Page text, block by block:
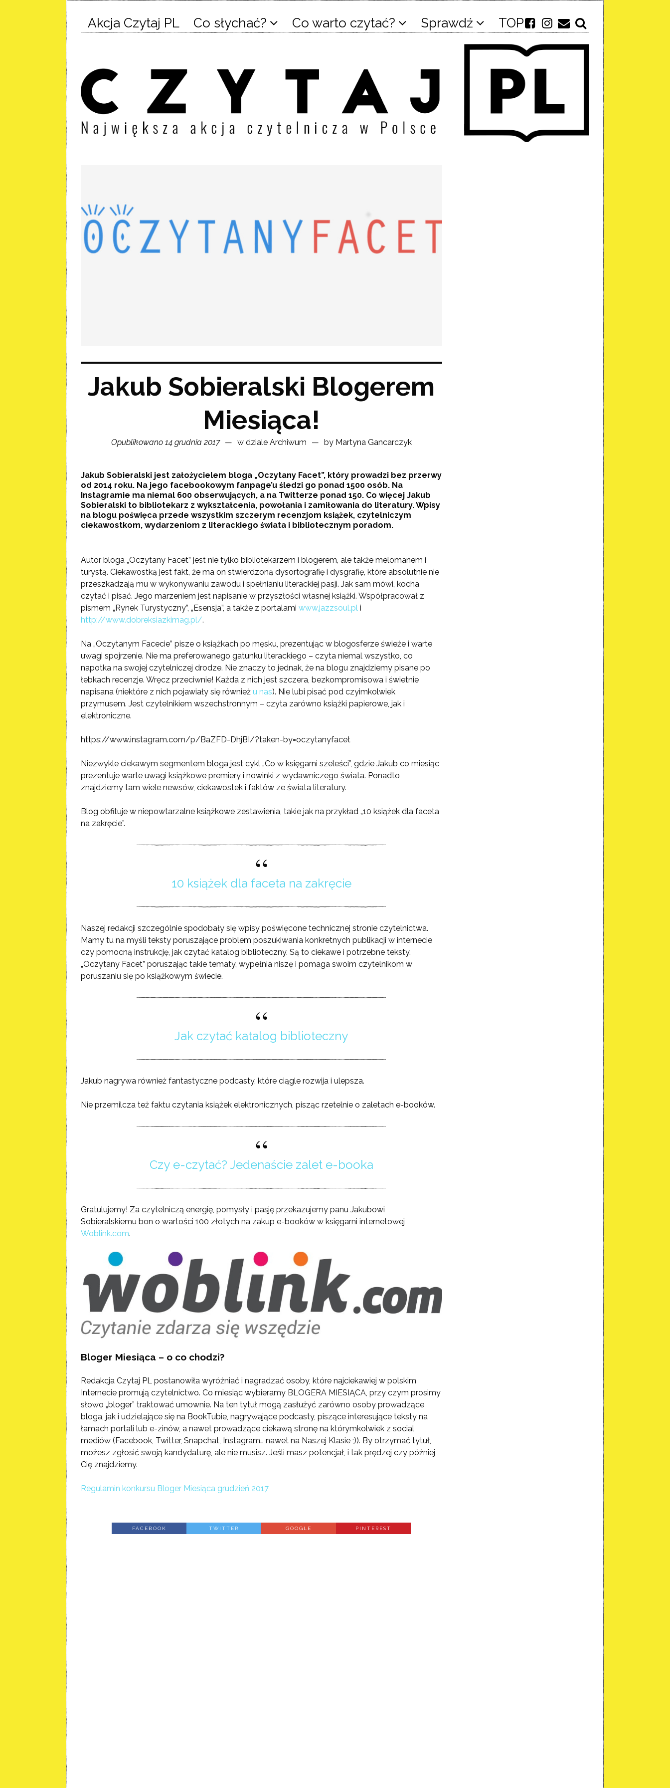
Akcja Czytaj PL Co słychać? Co warto czytać? Sprawdź TOP
Jakub Sobieralski Blogerem
Miesiąca!
Opublikowano 14 grudnia 2017 w dziale Archiwum by Martyna Gancarczyk
Jakub Sobieralski jest założycielem bloga „Oczytany Facet”, który prowadzi bez przerwy
od 2014 roku. Na jego facebookowym fanpage’u śledzi go ponad 1500 osób. Na
Instagramie ma niemal 600 obserwujących, a na Twitterze ponad 150. Co więcej Jakub
Sobieralski to bibliotekarz z wykształcenia, powołania i zamiłowania do literatury. Wpisy
na blogu poświęca przede wszystkim szczerym recenzjom książek, czytelniczym
ciekawostkom, wydarzeniom z literackiego świata i bibliotecznym poradom.
Autor bloga „Oczytany Facet” jest nie tylko bibliotekarzem i blogerem, ale także melomanem i
turystą. Ciekawostką jest fakt, że ma on stwierdzoną dysortografię i dysgrafię, które absolutnie nie
przeszkadzają mu w wykonywaniu zawodu i spełnianiu literackiej pasji. Jak sam mówi, kocha
czytać i pisać. Jego marzeniem jest napisanie w przyszłości własnej książki. Współpracował z
pismem „Rynek Turystyczny”, „Esensja”, a także z portalami www.jazzsoul.pl i
http://www.dobreksiazkimag.pl/.
Na „Oczytanym Facecie” pisze o książkach po męsku, prezentując w blogosferze świeże i warte
uwagi spojrzenie. Nie ma preferowanego gatunku literackiego – czyta niemal wszystko, co
napotka na swojej czytelniczej drodze. Nie znaczy to jednak, że na blogu znajdziemy pisane po
łebkach recenzje. Wręcz przeciwnie! Każda z nich jest szczera, bezkompromisowa i świetnie
napisana (niektóre z nich pojawiały się również u nas). Nie lubi pisać pod czyimkolwiek
przymusem. Jest czytelnikiem wszechstronnym – czyta zarówno książki papierowe, jak i
elektroniczne.
https://www.instagram.com/p/BaZFD-DhjBI/?taken-by=oczytanyfacet
Niezwykle ciekawym segmentem bloga jest cykl „Co w księgarni szeleści”, gdzie Jakub co miesiąc
prezentuje warte uwagi książkowe premiery i nowinki z wydawniczego świata. Ponadto
znajdziemy tam wiele newsów, ciekawostek i faktów ze świata literatury.
Blog obfituje w niepowtarzalne książkowe zestawienia, takie jak na przykład „10 książek dla faceta
na zakręcie”.
10 książek dla faceta na zakręcie
Naszej redakcji szczególnie spodobały się wpisy poświęcone technicznej stronie czytelnictwa.
Mamy tu na myśli teksty poruszające problem poszukiwania konkretnych publikacji w internecie
czy pomocną instrukcję, jak czytać katalog biblioteczny. Są to ciekawe i potrzebne teksty.
„Oczytany Facet” poruszając takie tematy, wypełnia niszę i pomaga swoim czytelnikom w
poruszaniu się po książkowym świecie.
Jak czytać katalog biblioteczny
Jakub nagrywa również fantastyczne podcasty, które ciągle rozwija i ulepsza.
Nie przemilcza też faktu czytania książek elektronicznych, pisząc rzetelnie o zaletach e-booków.
Czy e-czytać? Jedenaście zalet e-booka
Gratulujemy! Za czytelniczą energię, pomysły i pasję przekazujemy panu Jakubowi
Sobieralskiemu bon o wartości 100 złotych na zakup e-booków w księgarni internetowej
Woblink.com.
Bloger Miesiąca – o co chodzi?
Redakcja Czytaj PL postanowiła wyróżniać i nagradzać osoby, które najciekawiej w polskim
Internecie promują czytelnictwo. Co miesiąc wybieramy BLOGERA MIESIĄCA, przy czym prosimy
słowo „bloger” traktować umownie. Na ten tytuł mogą zasłużyć zarówno osoby prowadzące
bloga, jak i udzielające się na BookTubie, nagrywające podcasty, piszące interesujące teksty na
łamach portali lub e-zinów, a nawet prowadzące ciekawą stronę na którymkolwiek z social
mediów (Facebook, Twitter, Snapchat, Instagram… nawet na Naszej Klasie ;)). By otrzymać tytuł,
możesz zgłosić swoją kandydaturę, ale nie musisz. Jeśli masz potencjał, i tak prędzej czy później
Cię znajdziemy.
Regulamin konkursu Bloger Miesiąca grudzień 2017
FACEBOOK TWITTER GOOGLE PINTEREST